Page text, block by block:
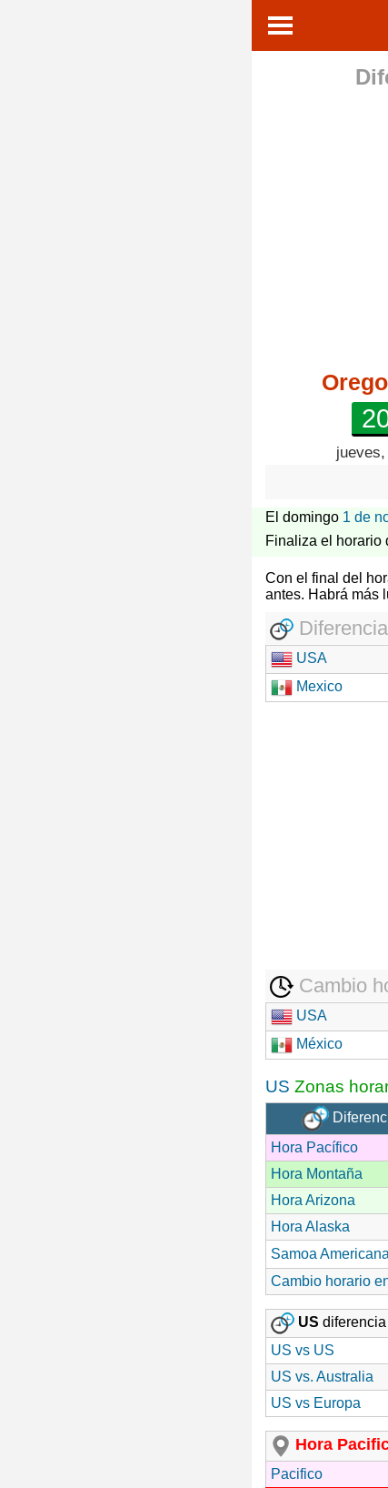
El domingo 1 de
Finaliza el horario
Con el final del
antes. Habrá más
USA
Mexico
Cambio
USA
México
US Zonas
Hora Pacífico
Hora Montaña
Hora Arizona
Hora Alaska
Samoa Americana
Cambio horario
US
US vs US
US vs. Australia
US vs Europa
Hora
Pacifico